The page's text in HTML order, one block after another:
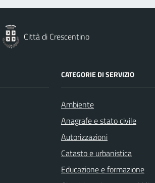
Città di Crescentino
CATEGORIE DI SERVIZIO
Ambiente
Anagrafe e stato civile
Autorizzazioni
Catasto e urbanistica
Educazione e formazione